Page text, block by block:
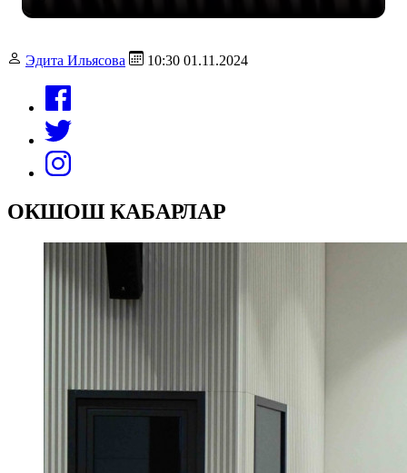
Эдита Ильясова 10:30 01.11.2024
ОКШОШ КАБАРЛАР